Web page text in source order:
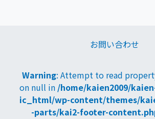
お問い合わせ
Warning: Attempt to read
on null in /home/kaien2009/
ic_html/wp-content/themes/
-parts/kai2-footer-